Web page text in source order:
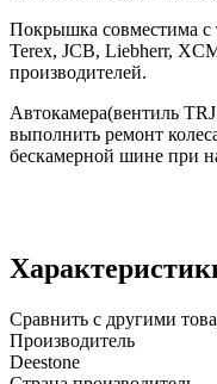
Покрышка совместима с
Terex, JCB, Liebherr,
производителей.
Автокамера(вентиль
выполнить ремонт
бескамерной шине при
Сравнить с другими
Производитель
Deestone